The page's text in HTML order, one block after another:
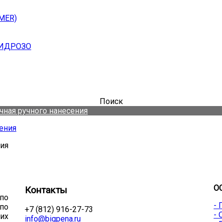
Поиск
ручного нанесения
Контакты
+7 (812) 916-27-73
info@bigpena.ru
-
-